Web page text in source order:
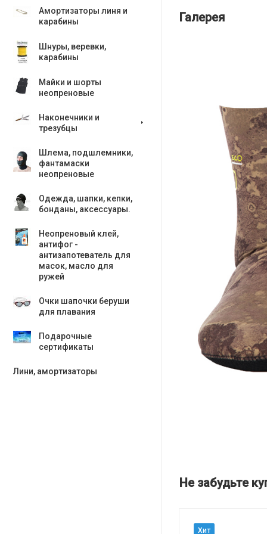
Амортизаторы линя и
карабины
Шнуры, веревки,
карабины
Майки и шорты
неопреновые
Наконечники и
трезубцы
Шлема, подшлемники,
фантамаски
неопреновые
Одежда, шапки, кепки,
бонданы, аксесcуары.
Неопреновый клей,
антифог -
антизапотеватель для
масок, масло для
ружей
Очки шапочки беруши
для плавания
Подарочные
сертификаты
Лини, амортизаторы
Галерея
Не забудьте
Хит